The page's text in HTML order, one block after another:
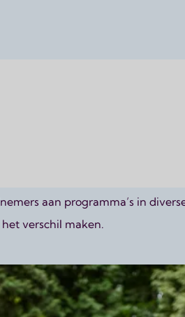
aanvulling zijn op het
om leerlingen en
aan programma’s in
verschil maken.